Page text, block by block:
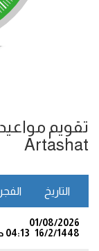
تقويم
Artashat
التاريخ الفجر
01/08/2026
16/2/1448 04:13 ص